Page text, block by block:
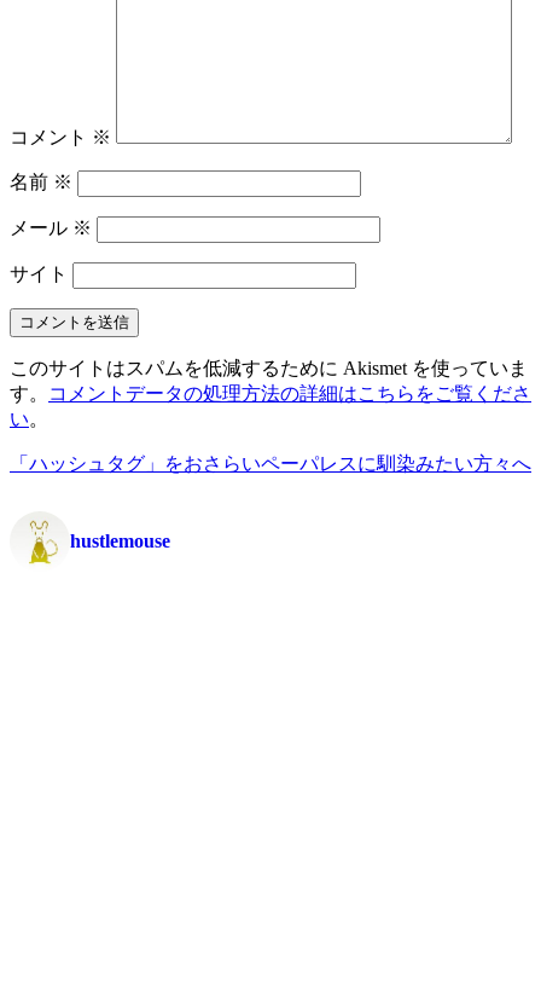
コメント ※
名前 ※
メール ※
サイト
このサイトはスパムを低減するために Akismet を使っていま
す。
コメントデータの処理方法の詳細はこちらをご覧くださ
い。
「ハッシュタグ」をおさらいペーパレスに馴染みたい方々へ
hustlemouse